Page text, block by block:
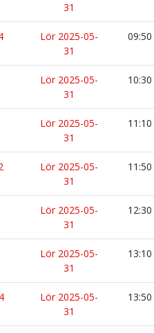
31
Lör 2025-05-
31
09:50
Lör 2025-05-
31
10:30
Lör 2025-05-
31
11:10
Lör 2025-05-
31
11:50
Lör 2025-05-
31
12:30
Lör 2025-05-
31
13:10
Lör 2025-05-
31
13:50